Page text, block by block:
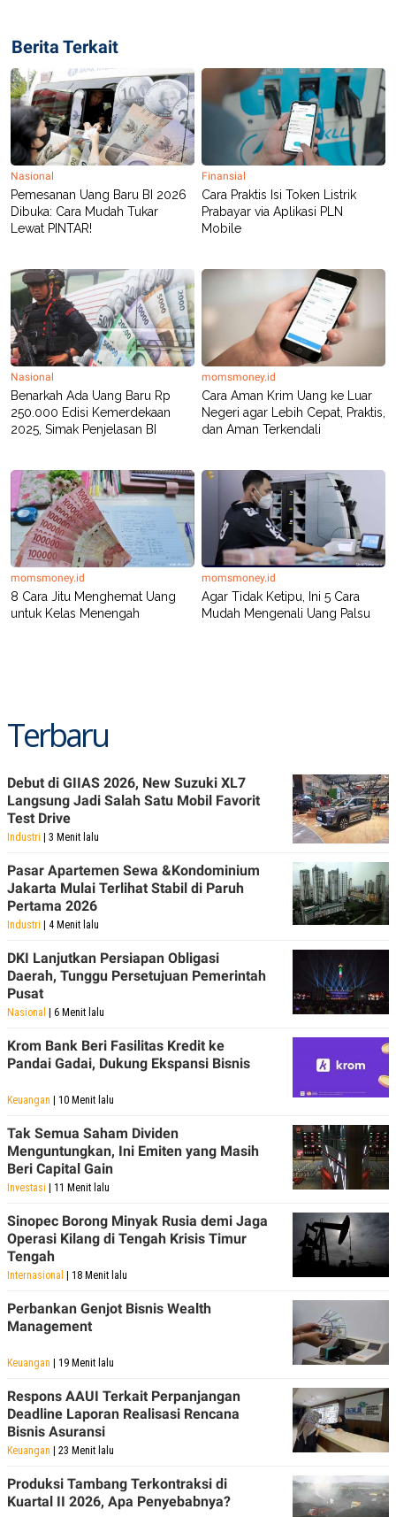
Berita Terkait
Nasional
Pemesanan Uang Baru BI 2026
Dibuka: Cara Mudah Tukar
Lewat PINTAR!
Finansial
Cara Praktis Isi Token Listrik
Prabayar via Aplikasi PLN
Mobile
Nasional
Benarkah Ada Uang Baru Rp
250.000 Edisi Kemerdekaan
2025, Simak Penjelasan BI
momsmoney.id
Cara Aman Krim Uang ke Luar
Negeri agar Lebih Cepat, Praktis,
dan Aman Terkendali
momsmoney.id
8 Cara Jitu Menghemat Uang
untuk Kelas Menengah
momsmoney.id
Agar Tidak Ketipu, Ini 5 Cara
Mudah Mengenali Uang Palsu
Terbaru
Debut di GIIAS 2026, New Suzuki XL7
Langsung Jadi Salah Satu Mobil Favorit
Test Drive
Industri | 3 Menit lalu
Pasar Apartemen Sewa &Kondominium
Jakarta Mulai Terlihat Stabil di Paruh
Pertama 2026
Industri | 4 Menit lalu
DKI Lanjutkan Persiapan Obligasi
Daerah, Tunggu Persetujuan Pemerintah
Pusat
Nasional | 6 Menit lalu
Krom Bank Beri Fasilitas Kredit ke
Pandai Gadai, Dukung Ekspansi Bisnis
Keuangan | 10 Menit lalu
Tak Semua Saham Dividen
Menguntungkan, Ini Emiten yang Masih
Beri Capital Gain
Investasi | 11 Menit lalu
Sinopec Borong Minyak Rusia demi Jaga
Operasi Kilang di Tengah Krisis Timur
Tengah
Internasional | 18 Menit lalu
Perbankan Genjot Bisnis Wealth
Management
Keuangan | 19 Menit lalu
Respons AAUI Terkait Perpanjangan
Deadline Laporan Realisasi Rencana
Bisnis Asuransi
Keuangan | 23 Menit lalu
Produksi Tambang Terkontraksi di
Kuartal II 2026, Apa Penyebabnya?